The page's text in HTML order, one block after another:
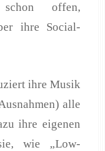
offen,
ihre Social-
ihre Musik
alle
ihre eigenen
wie „Low-